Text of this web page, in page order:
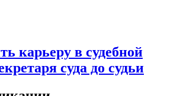
карьеру в судебной
суда до судьи